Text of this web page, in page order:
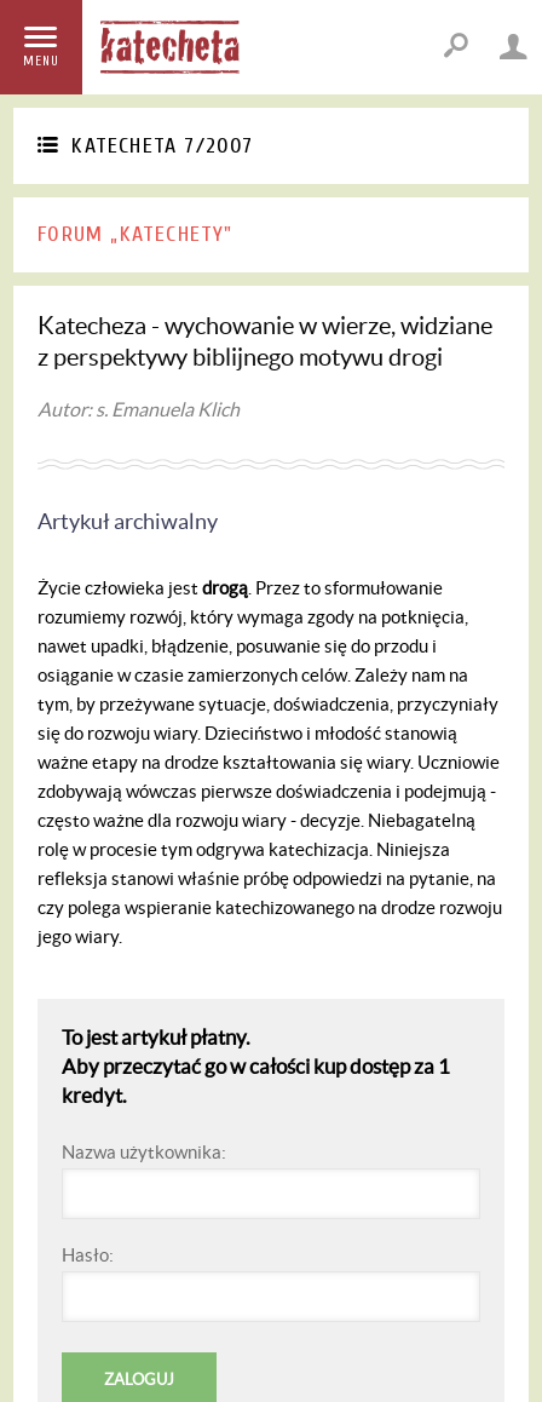
MENU
KATECHETA 7/2007
FORUM „KATECHETY"
Katecheza - wychowanie w wierze, widziane
z perspektywy biblijnego motywu drogi
Autor: s. Emanuela Klich
Artykuł archiwalny
Życie człowieka jestdrogą . Przez to sformułowanie
rozumiemy rozwój, który wymaga zgody na potknięcia,
nawet upadki, błądzenie, posuwanie się do przodu i
osiąganie w czasie zamierzonych celów. Zależy nam na
tym, by przeżywane sytuacje, doświadczenia, przyczyniały
się do rozwoju wiary. Dzieciństwo i młodość stanowią
ważne etapy na drodze kształtowania się wiary. Uczniowie
zdobywają wówczas pierwsze doświadczenia i podejmują -
często ważne dla rozwoju wiary - decyzje. Niebagatelną
rolę w procesie tym odgrywa katechizacja. Niniejsza
refleksja stanowi właśnie próbę odpowiedzi na pytanie, na
czy polega wspieranie katechizowanego na drodze rozwoju
jego wiary.
To jest artykuł płatny.
Aby przeczytać go w całości kup dostęp za 1
kredyt.
Nazwa użytkownika:
Hasło: